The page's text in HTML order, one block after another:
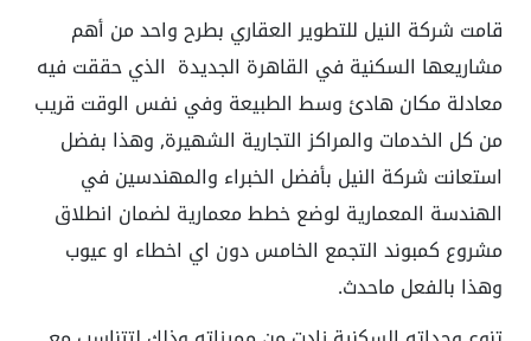
قامت شركة النيل للتطوير العقاري بطرح واحد من أهم
مشاريعها السكنية في القاهرة الجديدة الذي حققت فيه
معادلة مكان هادئ وسط الطبيعة وفي نفس الوقت قريب
من كل الخدمات والمراكز التجارية الشهيرة, وهذا بفضل
استعانت شركة النيل بأفضل الخبراء والمهندسين في
الهندسة المعمارية لوضع خطط معمارية لضمان انطلاق
مشروع كمبوند التجمع الخامس دون اي اخطاء او عيوب
وهذا بالفعل ماحدث.